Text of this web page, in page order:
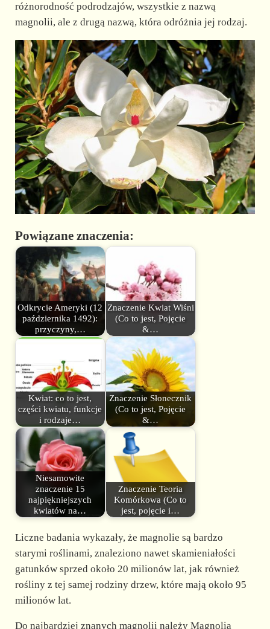
różnorodność podrodzajów, wszystkie z nazwą
magnolii, ale z drugą nazwą, która odróżnia jej rodzaj.
Powiązane znaczenia:
Odkrycie Ameryki (12
października 1492):
przyczyny,…
Znaczenie Kwiat Wiśni
(Co to jest, Pojęcie
&…
Kwiat: co to jest,
części kwiatu, funkcje
i rodzaje…
Znaczenie Słonecznik
(Co to jest, Pojęcie
&…
Niesamowite
znaczenie 15
najpiękniejszych
kwiatów na…
Znaczenie Teoria
Komórkowa (Co to
jest, pojęcie i…
Liczne badania wykazały, że magnolie są bardzo
starymi roślinami, znaleziono nawet skamieniałości
gatunków sprzed około 20 milionów lat, jak również
rośliny z tej samej rodziny drzew, które mają około 95
milionów lat.
Do najbardziej znanych magnolii należy Magnolia